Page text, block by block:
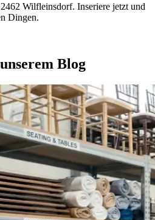
Wilfleinsdorf. Inseriere jetzt und
Dingen.
Blog